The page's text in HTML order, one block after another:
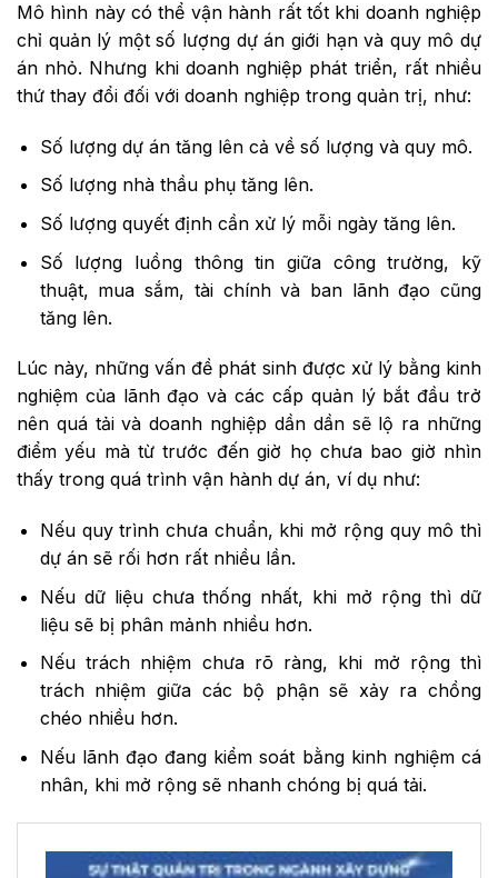
Mô hình này có thể vận hành rất tốt khi doanh nghiệp
chỉ quản lý một số lượng dự án giới hạn và quy mô dự
án nhỏ. Nhưng khi doanh nghiệp phát triển, rất nhiều
thứ thay đổi đối với doanh nghiệp trong quản trị, như:
Số lượng dự án tăng lên cả về số lượng và quy mô.
Số lượng nhà thầu phụ tăng lên.
Số lượng quyết định cần xử lý mỗi ngày tăng lên.
Số lượng luồng thông tin giữa công trường, kỹ
thuật, mua sắm, tài chính và ban lãnh đạo cũng
tăng lên.
Lúc này, những vấn đề phát sinh được xử lý bằng kinh
nghiệm của lãnh đạo và các cấp quản lý bắt đầu trở
nên quá tải và doanh nghiệp dần dần sẽ lộ ra những
điểm yếu mà từ trước đến giờ họ chưa bao giờ nhìn
thấy trong quá trình vận hành dự án, ví dụ như:
Nếu quy trình chưa chuẩn, khi mở rộng quy mô thì
dự án sẽ rối hơn rất nhiều lần.
Nếu dữ liệu chưa thống nhất, khi mở rộng thì dữ
liệu sẽ bị phân mảnh nhiều hơn.
Nếu trách nhiệm chưa rõ ràng, khi mở rộng thì
trách nhiệm giữa các bộ phận sẽ xảy ra chồng
chéo nhiều hơn.
Nếu lãnh đạo đang kiểm soát bằng kinh nghiệm cá
nhân, khi mở rộng sẽ nhanh chóng bị quá tải.